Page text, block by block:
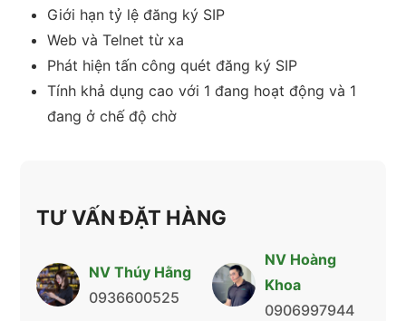
Giới hạn tỷ lệ đăng ký SIP
Web và Telnet từ xa
Phát hiện tấn công quét đăng ký SIP
Tính khả dụng cao với 1 đang hoạt động và 1
đang ở chế độ chờ
TƯ VẤN ĐẶT HÀNG
NV Thúy Hằng
0936600525
NV Hoàng
Khoa
0906997944